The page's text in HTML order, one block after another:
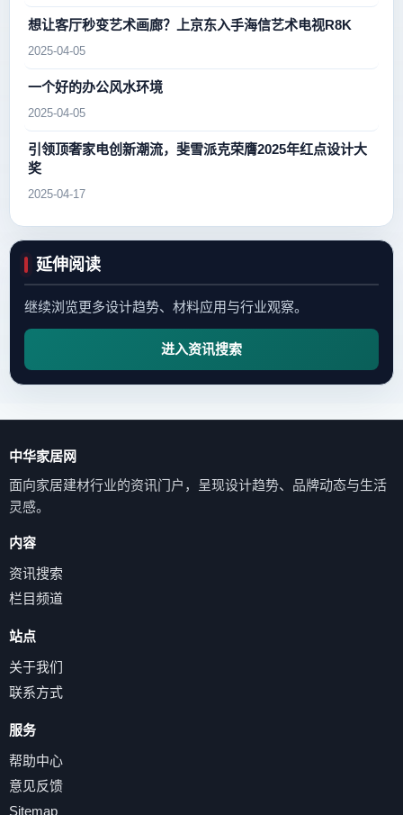
想让客厅秒变艺术画廊？上京东入手海信艺术电视R8K
2025-04-05
一个好的办公风水环境
2025-04-05
引领顶奢家电创新潮流，斐雪派克荣膺2025年红点设计大
奖
2025-04-17
延伸阅读
继续浏览更多设计趋势、材料应用与行业观察。
进入资讯搜索
中华家居网
面向家居建材行业的资讯门户，呈现设计趋势、品牌动态与生活
灵感。
内容
资讯搜索
栏目频道
站点
关于我们
联系方式
服务
帮助中心
意见反馈
Sitemap